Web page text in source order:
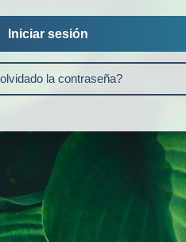
Iniciar sesión
la contraseña?